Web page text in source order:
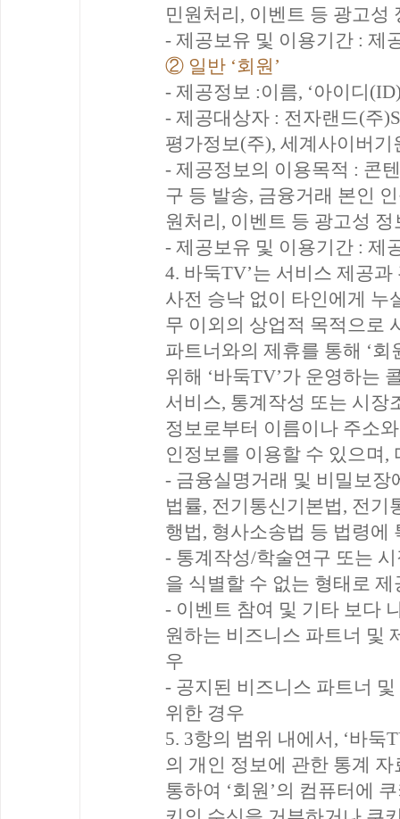
민원처리, 이벤트 등 광고성
- 제공보유 및 이용기간 : 제
② 일반 ‘회원’
- 제공정보 :이름, ‘아이디
- 제공대상자 : 전자랜드(주
평가정보(주), 세계사이버
- 제공정보의 이용목적 : 콘
구 등 발송, 금융거래 본인
원처리, 이벤트 등 광고성
- 제공보유 및 이용기간 : 제
4. 바둑TV’는 서비스 제공
사전 승낙 없이 타인에게 누
무 이외의 상업적 목적으로
파트너와의 제휴를 통해 ‘
위해 ‘바둑TV’가 운영하는
서비스, 통계작성 또는 시장
정보로부터 이름이나 주소
인정보를 이용할 수 있으며,
- 금융실명거래 및 비밀보장
법률, 전기통신기본법, 전기
행법, 형사소송법 등 법령에
- 통계작성/학술연구 또는
을 식별할 수 없는 형태로
- 이벤트 참여 및 기타 보다
원하는 비즈니스 파트너 및
우
- 공지된 비즈니스 파트너
위한 경우
5. 3항의 범위 내에서, ‘바둑
의 개인 정보에 관한 통계
통하여 ‘회원’의 컴퓨터에